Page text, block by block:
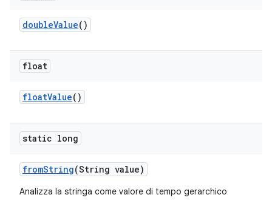
doubleValue()
float
floatValue()
static long
fromString(String value)
Analizza la stringa come valore di tempo gerarchico